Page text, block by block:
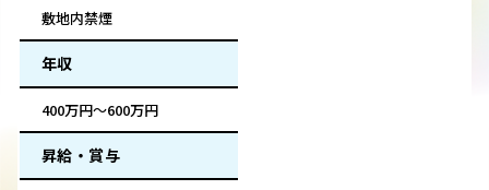
敷地内禁煙
年収
400万円～600万円
昇給・賞与